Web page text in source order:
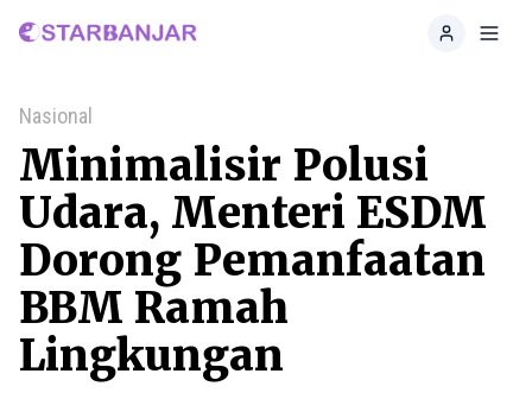
Home
Nasional
Minimalisir Polusi
Udara, Menteri ESDM
Dorong Pemanfaatan
BBM Ramah
Lingkungan